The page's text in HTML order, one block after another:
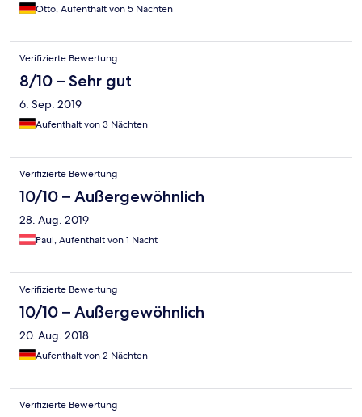
Otto, Aufenthalt von 5 Nächten
Verifizierte Bewertung
8/10 – Sehr gut
6. Sep. 2019
Aufenthalt von 3 Nächten
Verifizierte Bewertung
10/10 – Außergewöhnlich
28. Aug. 2019
Paul, Aufenthalt von 1 Nacht
Verifizierte Bewertung
10/10 – Außergewöhnlich
20. Aug. 2018
Aufenthalt von 2 Nächten
Verifizierte Bewertung